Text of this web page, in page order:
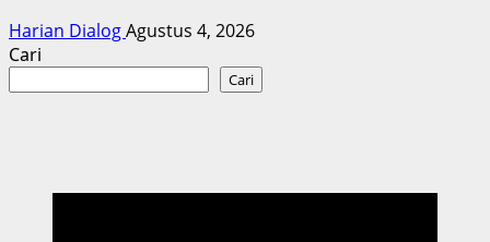
Harian DialogAgustus 4, 2026
Cari
Cari